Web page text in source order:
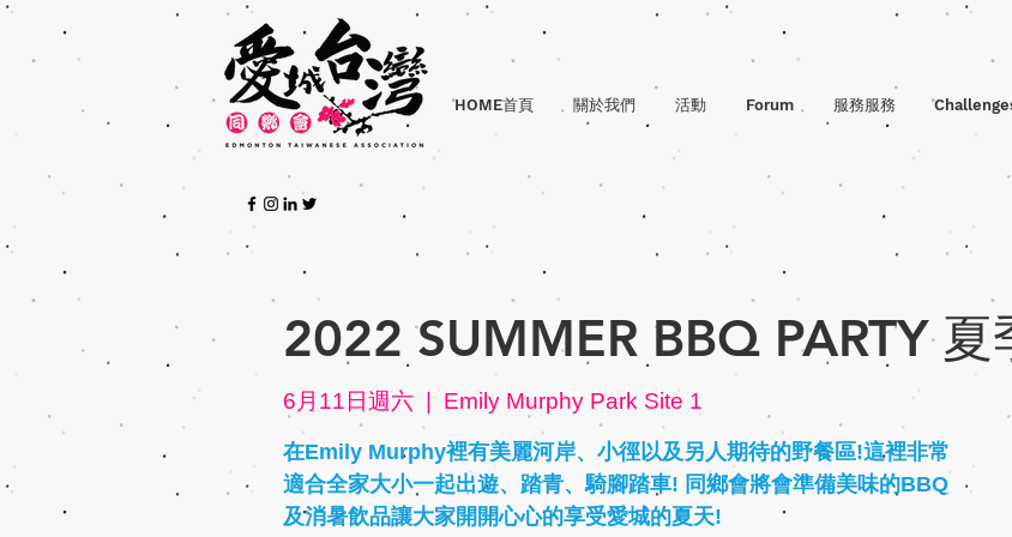
HOME首頁 關於我們 活動 Forum 服務服務
2022 SUMMER BBQ PARTY 夏
6月11日週六
  |
Emily Murphy Park Site 1
在Emily Murphy裡有美麗河岸、小徑以及另人期待的野餐區!這裡非常
適合全家大小一起出遊、踏青、騎腳踏車! 同鄉會將會準備美味的BBQ
及消暑飲品讓大家開開心心的享受愛城的夏天!